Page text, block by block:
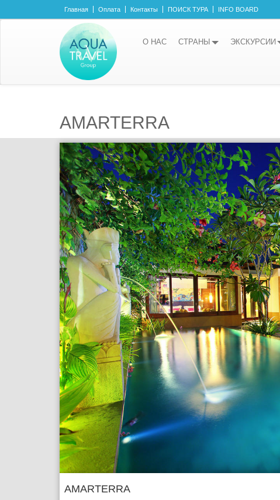
Главная Оплата Контакты ПОИСК ТУРА INFO BOARD
О НАС СТРАНЫ ЭКСКУРСИИ
AMARTERRA
AMARTERRA